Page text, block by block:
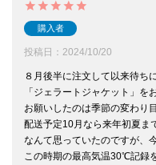
購入者
投稿日 2024/10/20
８月後半に注文して以来待ち
「ジェラートジャケット」を
お願いしたのは季節の変わり
配送予定10月なら来年初夏ま
なんて思っていたのですが、
この時期の最高気温30℃記録